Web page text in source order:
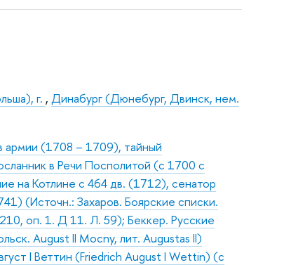
г. ,Динабург (Дюнебург, Двинск, нем.
армии (1708 – 1709), тайный
в Речи Посполитой (с 1700 с
на Котлине с 464 дв. (1712), сенатор
(Источн.: Захаров. Боярские списки.
оп. 1. Д 11. Л. 59); Беккер. Русские
August II Mocny, лит. Augustas II)
I Веттин (Friedrich August I Wettin) (с